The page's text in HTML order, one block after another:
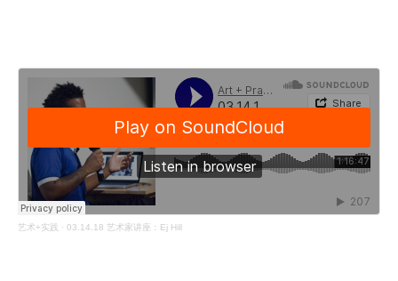
艺术+实践 · 03.14.18 艺术家讲座：Ej Hill